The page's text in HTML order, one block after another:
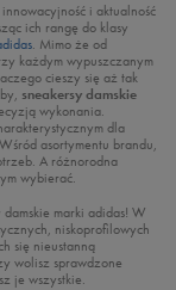
i aktualność
ich rangę do klasy
. Mimo że od
każdym wypuszczanym
cieszy się aż tak
sneakersy damskie
wykonania.
dla
asortymentu brandu,
A różnorodna
wybierać.
marki adidas! W
niskoprofilowych
się nieustanną
wolisz sprawdzone
je wszystkie.